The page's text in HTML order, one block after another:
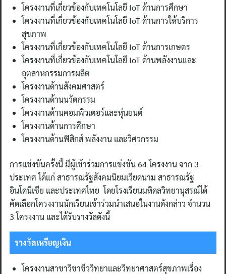
โครงงานที่เกี่ยวข้องกับเทคโนโลยี IoT ด้านการศึกษา
โครงงานที่เกี่ยวข้องกับเทคโนโลยี IoT ด้านการให้บริการ
สุขภาพ
โครงงานที่เกี่ยวข้องกับเทคโนโลยี IoT ด้านการเกษตร
โครงงานที่เกี่ยวข้องกับเทคโนโลยี IoT ด้านพลังงานและ
อุตสาหกรรมการผลิต
โครงงานด้านสังคมศาสตร์
โครงงานด้านนวัตกรรม
โครงงานด้านคอมพิวเตอร์และหุ่นยนต์
โครงงานด้านการศึกษา
โครงงานด้านฟิสิกส์ พลังงาน และวิศวกรรม
การแข่งขันครั้งนี้ มีผู้เข้าร่วมการแข่งขัน 64 โครงงาน จาก 3
ประเทศ ได้แก่ สาธารณรัฐสังคมนิยมเวียดนาม สาธารณรัฐ
อินโดนีเซีย และประเทศไทย โดยโรงเรียนมหิดลวิทยานุสรณ์ได้
คัดเลือกโครงงานนักเรียนเข้าร่วมนำเสนอในงานดังกล่าว จำนวน
3 โครงงาน และได้รับรางวัลดังนี้
รางวัลเหรียญเงิน
โครงงานสาขาวิชาชีววิทยาและวิทยาศาสตร์สุขภาพเรื่อง